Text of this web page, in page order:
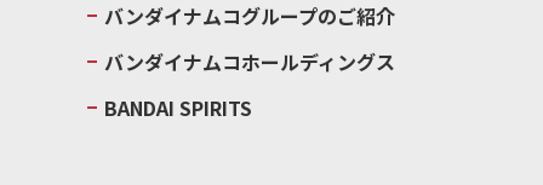
バンダイナムコグループのご紹介
バンダイナムコホールディングス
BANDAI SPIRITS